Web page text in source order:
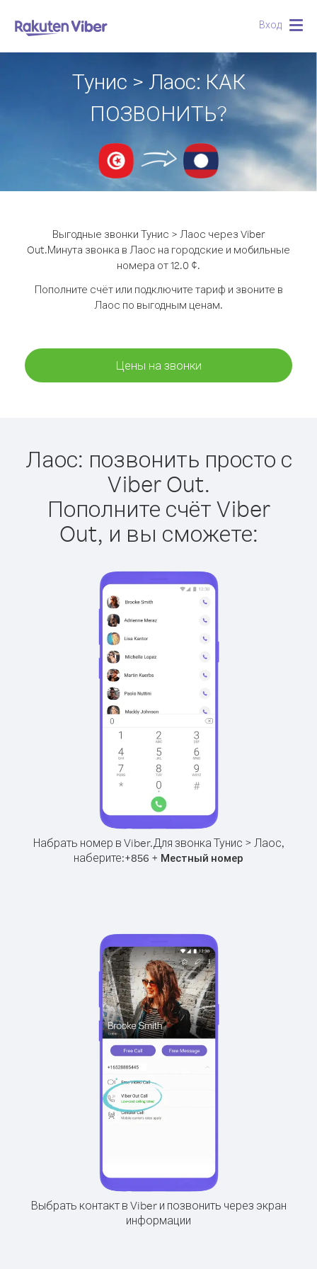
Вход
Тунис > Лаос: КАК
ПОЗВОНИТЬ?
Выгодные звонки Тунис > Лаос через Viber
Out.Минута звонка в Лаос на городские и мобильные
номера от 12.0 ¢.
Пополните счёт или подключите тариф и звоните в
Лаос по выгодным ценам.
Цены на звонки
Лаос: позвонить просто с
Viber Out.
Пополните счёт Viber
Out, и вы сможете:
Набрать номер в Viber.Для звонка Тунис > Лаос,
наберите:+856 + Местный номер
Выбрать контакт в Viber и позвонить через экран
информации